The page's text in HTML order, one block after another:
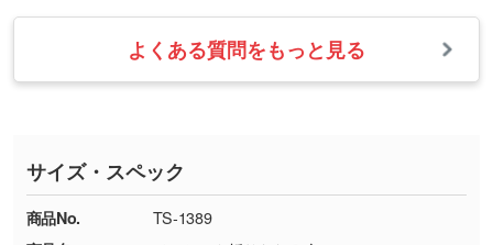
・1色印刷でグラデーションや濃淡を表現した
い
す。→詳しく見る
・コーポレートカラーを使って印刷したい／印
また、お選びいただいた印刷色が本体色に合わ
ない場合や仕上がりに影響しそうな場合は、ス
タッフから別の色をご案内することもございま
・お届け時に商品が損傷・故障している場合
・ご注文と異なる商品が届いた場合
・印刷不良があった場合
※詳しくは「商品の良品基準について
ください。
業日以内に担当スタッフよりメールにてご連絡
いたします。
お急ぎの場合はお電話でのご質問も受け付けて
TEL：0422-29-9911 営業時間10:00～
18:00(土日祝日除く)
お問い合わせフォームはこちら
よくある質問をもっと見る
サイズ・スペック
商品No.
TS-1389